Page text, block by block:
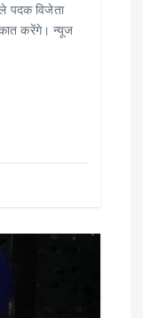
पदक विजेता
करेंगे। न्यूज